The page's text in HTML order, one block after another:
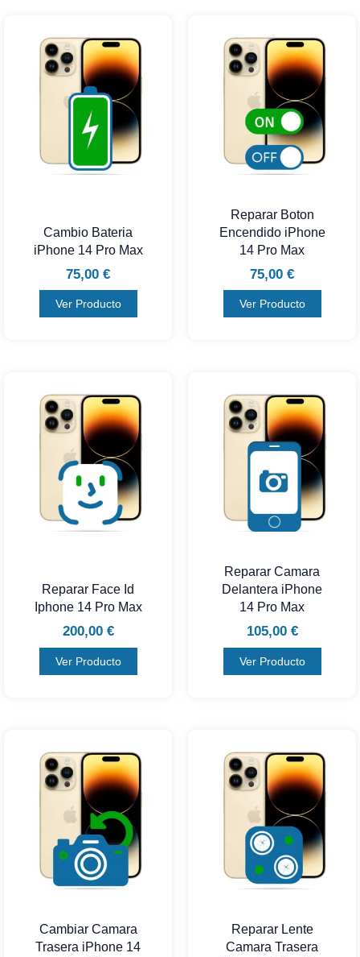
Cambio Bateria
iPhone 14 Pro Max
75,00 €
Ver Producto
Reparar Boton
Encendido iPhone
14 Pro Max
75,00 €
Ver Producto
Reparar Face Id
Iphone 14 Pro Max
200,00 €
Ver Producto
Reparar Camara
Delantera iPhone
14 Pro Max
105,00 €
Ver Producto
Cambiar Camara
Trasera iPhone 14
Reparar Lente
Camara Trasera